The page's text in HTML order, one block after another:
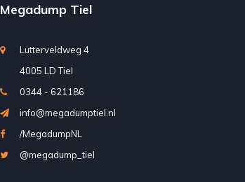
Megadump Tiel
Lutterveldweg 4
4005 LD Tiel
0344 - 621186
info@megadumptiel.nl
/MegadumpNL
@megadump_tiel